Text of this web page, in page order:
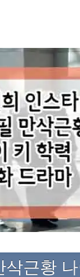
근황